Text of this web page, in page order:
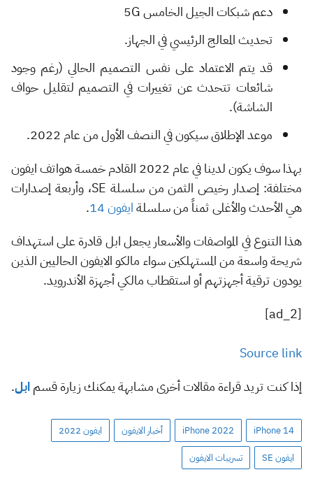
دعم شبكات الجيل الخامس 5G
تحديث المعالج الرئيسي في الجهاز.
قد يتم الاعتماد على نفس التصميم الحالي (رغم وجود
شائعات تتحدث عن تغييرات في التصميم لتقليل حواف
الشاشة).
موعد الإطلاق سيكون في النصف الأول من عام 2022.
بهذا سوف يكون لدينا في عام 2022 القادم خمسة هواتف ايفون
مختلفة: إصدار رخيص الثمن من سلسلة SE، وأربعة إصدارات
هي الأحدث والأغلى ثمناً من سلسلةايفون 14
.
هذا التنوع في المواصفات والأسعار يجعل ابل قادرة على استهداف
شريحة واسعة من المستهلكين سواء مالكو الايفون الحاليين الذين
يودون ترقية أجهزتهم أو استقطاب مالكي أجهزة الأندرويد.
[ad_2]
Source link
إذا كنت تريد قراءة مقالات أخرى مشابهة يمكنك زيارة قسمابل.
iPhone 14
iPhone 2022 أخبار الايفون ايفون 2022
ايفون SE تسريبات الايفون